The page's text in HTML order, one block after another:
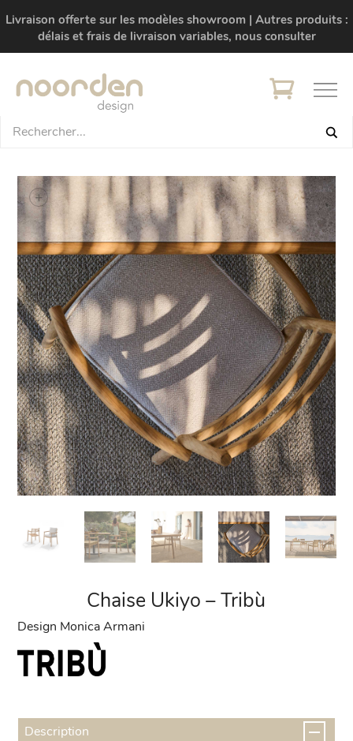
Livraison offerte sur les modèles showroom | Autres produits :
délais et frais de livraison variables, nous consulter
+
Chaise Ukiyo – Tribù
Design Monica Armani
Description